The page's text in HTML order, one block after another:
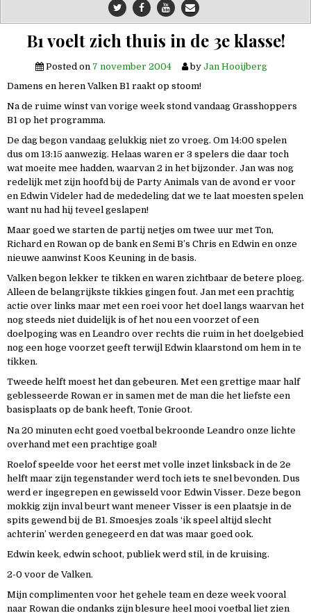
B1 voelt zich thuis in de 3e klasse!
Posted on 7 november 2004 by Jan Hooijberg
Damens en heren Valken B1 raakt op stoom!
Na de ruime winst van vorige week stond vandaag Grasshoppers
B1 op het programma.
De dag begon vandaag gelukkig niet zo vroeg. Om 14:00 spelen
dus om 13:15 aanwezig. Helaas waren er 3 spelers die daar toch
wat moeite mee hadden, waarvan 2 in het bijzonder. Jan was nog
redelijk met zijn hoofd bij de Party Animals van de avond er voor
en Edwin Videler had de mededeling dat we te laat moesten spelen
want nu had hij teveel geslapen!
Maar goed we starten de partij netjes om twee uur met Ton,
Richard en Rowan op de bank en Semi B’s Chris en Edwin en onze
nieuwe aanwinst Koos Keuning in de basis.
Valken begon lekker te tikken en waren zichtbaar de betere ploeg.
Alleen de belangrijkste tikkies gingen fout. Jan met een prachtig
actie over links maar met een roei voor het doel langs waarvan het
nog steeds niet duidelijk is of het nou een voorzet of een
doelpoging was en Leandro over rechts die ruim in het doelgebied
nog een hoge voorzet geeft terwijl Edwin klaarstond om hem in te
tikken.
Tweede helft moest het dan gebeuren. Met een grettige maar half
geblesseerde Rowan er in samen met de man die het liefste een
basisplaats op de bank heeft, Tonie Groot.
Na 20 minuten echt goed voetbal bekroonde Leandro onze lichte
overhand met een prachtige goal!
Roelof speelde voor het eerst met volle inzet linksback in de 2e
helft maar zijn tegenstander werd toch iets te snel bevonden. Dus
werd er ingegrepen en gewisseld voor Edwin Visser. Deze begon
mokkig zijn inval beurt want meneer Visser is een plaatsje in de
spits gewend bij de B1. Smoesjes zoals ‘ik speel altijd slecht
achterin’ werden genegeerd en dat was maar goed ook.
Edwin keek, edwin schoot, publiek werd stil, in de kruising.
2-0 voor de Valken.
Mijn complimenten voor het gehele team en deze week vooral
naar Rowan die ondanks zijn blesure heel mooi voetbal liet zien